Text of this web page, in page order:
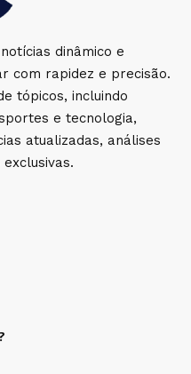
dinâmico e
com rapidez e precisão.
tópicos, incluindo
e tecnologia,
atualizadas, análises